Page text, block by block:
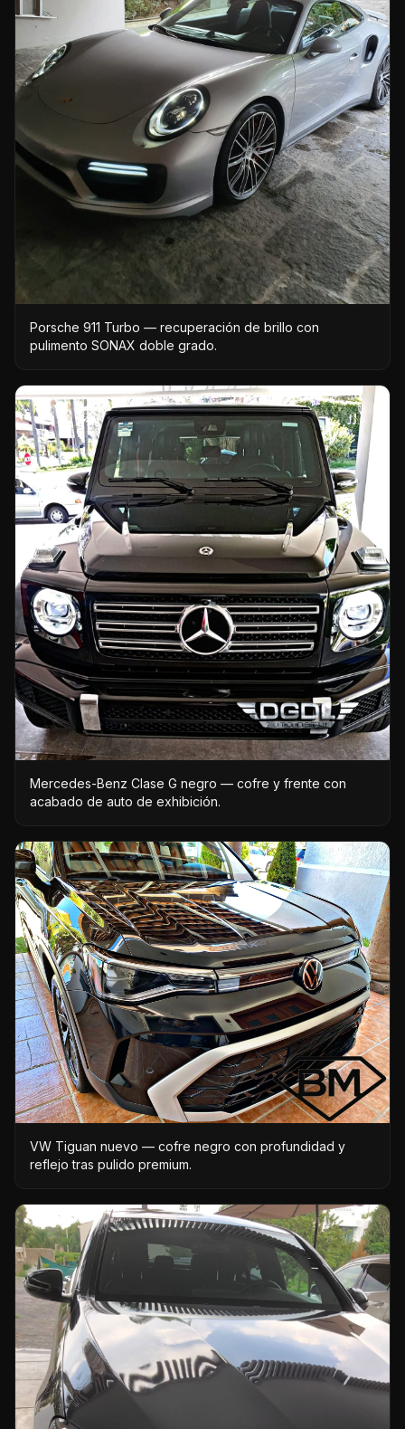
Porsche 911 Turbo — recuperación de brillo con
pulimento SONAX doble grado.
Mercedes-Benz Clase G negro — cofre y frente con
acabado de auto de exhibición.
VW Tiguan nuevo — cofre negro con profundidad y
reflejo tras pulido premium.